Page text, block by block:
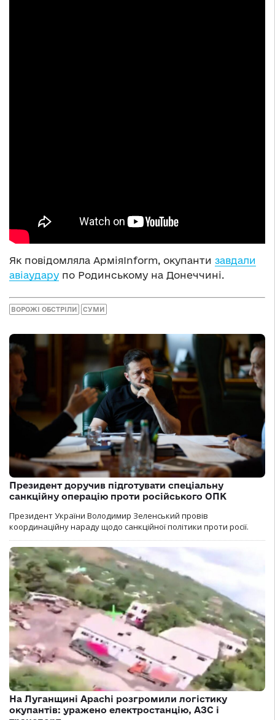
Як повідомляла АрміяInform, окупанти завдали
авіаудару по Родинському на Донеччині.
ВОРОЖІ ОБСТРІЛИ СУМИ
Президент доручив підготувати спеціальну
санкційну операцію проти російського ОПК
Президент України Володимир Зеленський провів
координаційну нараду щодо санкційної політики проти росії.
На Луганщині Apachi розгромили логістику
окупантів: уражено електростанцію, АЗС і